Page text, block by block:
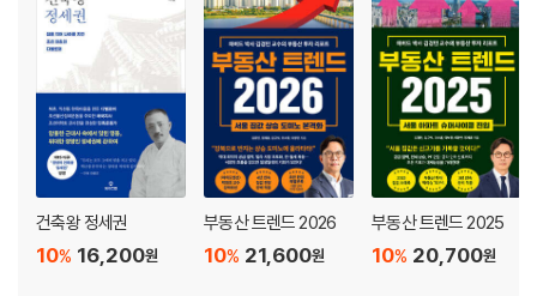
타기’ 수요자의 귀환
information_강남권 입주 폭탄과 전세가격의 미래
이슈2) 국고채 10년물 금리_시장의 향방을 알려줄 황금 지표
코로나 버블부터 인플레이션과 조정까지｜‘국고채 10년물 금리’와 부동산
수익률｜국고채 10년물 금리와 주택담보대출 금리의 관계｜금융시장의
하락 압력 vs 입주 물량의 상승 압력
이슈3) PF대출 연장_부동산 시장의 시한폭탄
PF대출로 경고등이 켜진 부동산 시장｜부동산 PF대출 시나리오｜PF대
출 연장이 남긴 시장의 좀비들
PF대출 연장이 불러올 4가지 후폭풍
건축왕 정세권
16,200원
10%
부동산 트렌드 2026
21,600원
10%
부동산 트렌드 2025
20,700원
10%